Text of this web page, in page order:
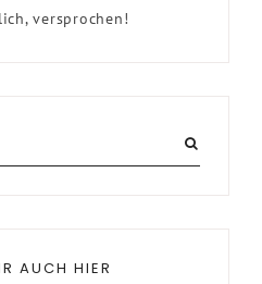
versprochen!
AUCH HIER